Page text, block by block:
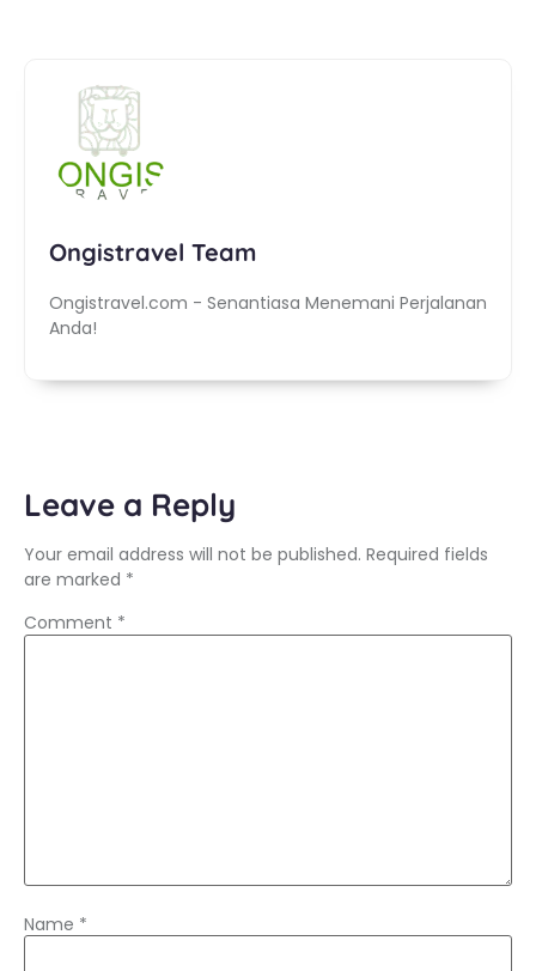
Ongistravel Team
Ongistravel.com - Senantiasa Menemani Perjalanan
Anda!
Leave a Reply
Your email address will not be published. Required fields
are marked *
Comment *
Name *